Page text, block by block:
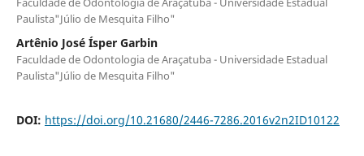
Paulista"Júlio de Mesquita Filho"
Artênio José Ísper Garbin
Faculdade de Odontologia de Araçatuba - Universidade Estadual
Paulista"Júlio de Mesquita Filho"
DOI: https://doi.org/10.21680/2446-7286.2016v2n2ID10122